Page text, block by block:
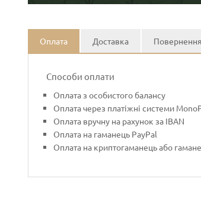
Оплата Доставка
Способи оплати
Оплата з особистого балансу
Оплата через платіжні системи
Оплата вручну на рахунок за IBAN
Оплата на гаманець PayPal
Оплата на криптогаманець або